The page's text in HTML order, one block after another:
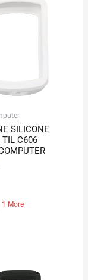
SILICONE
TIL C606
1 More